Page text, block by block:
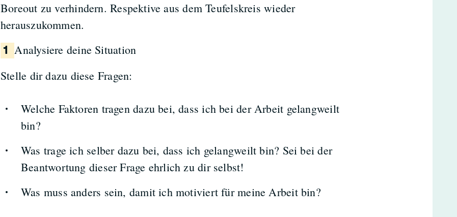
Boreout zu verhindern. Respektive aus dem Teufelskreis wieder
herauszukommen.
1
Analysiere deine Situation
Stelle dir dazu diese Fragen:
Welche Faktoren tragen dazu bei, dass ich bei der Arbeit gelangweilt
bin?
Was trage ich selber dazu bei, dass ich gelangweilt bin? Sei bei der
Beantwortung dieser Frage ehrlich zu dir selbst!
Was muss anders sein, damit ich motiviert für meine Arbeit bin?